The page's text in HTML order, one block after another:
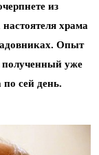
из
храма
Опыт
полученный уже
сей день.